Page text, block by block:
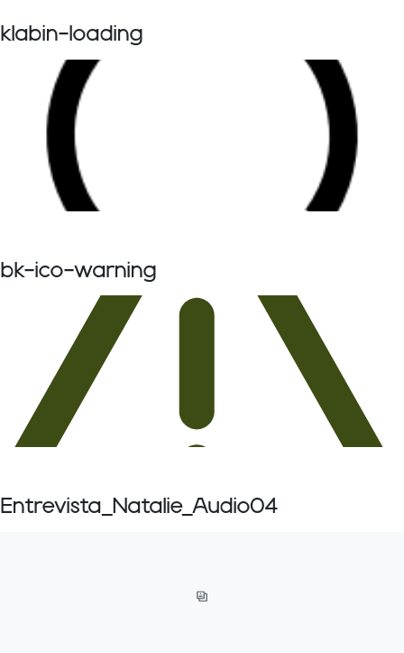
klabin-loading
bk-ico-warning
Entrevista_Natalie_Audio04